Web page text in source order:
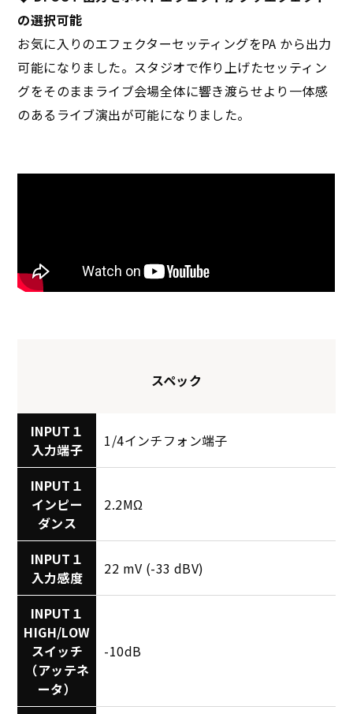
の選択可能
お気に入りのエフェクターセッティングをPA から出力
可能になりました。スタジオで作り上げたセッティン
グをそのままライブ会場全体に響き渡らせより一体感
のあるライブ演出が可能になりました。
スペック
INPUT１
入力端子
1/4インチフォン端子
INPUT１
インピー
ダンス
2.2MΩ
INPUT１
入力感度
22 mV (-33 dBV)
INPUT１
HIGH/LOW
スイッチ
（アッテネ
ータ）
-10dB